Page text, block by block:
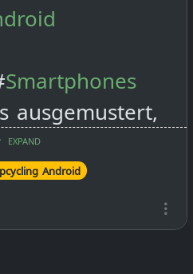
Smartphones
ausgemustert,
noch 100%
enorme
Oft
Update für das
EXPAND
Android